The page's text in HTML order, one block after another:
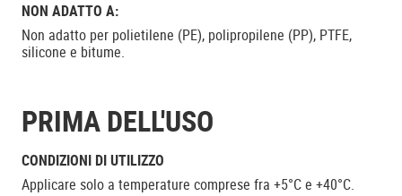
NON ADATTO A:
Non adatto per polietilene (PE), polipropilene (PP), PTFE,
silicone e bitume.
PRIMA DELL'USO
CONDIZIONI DI UTILIZZO
Applicare solo a temperature comprese fra +5°C e +40°C.